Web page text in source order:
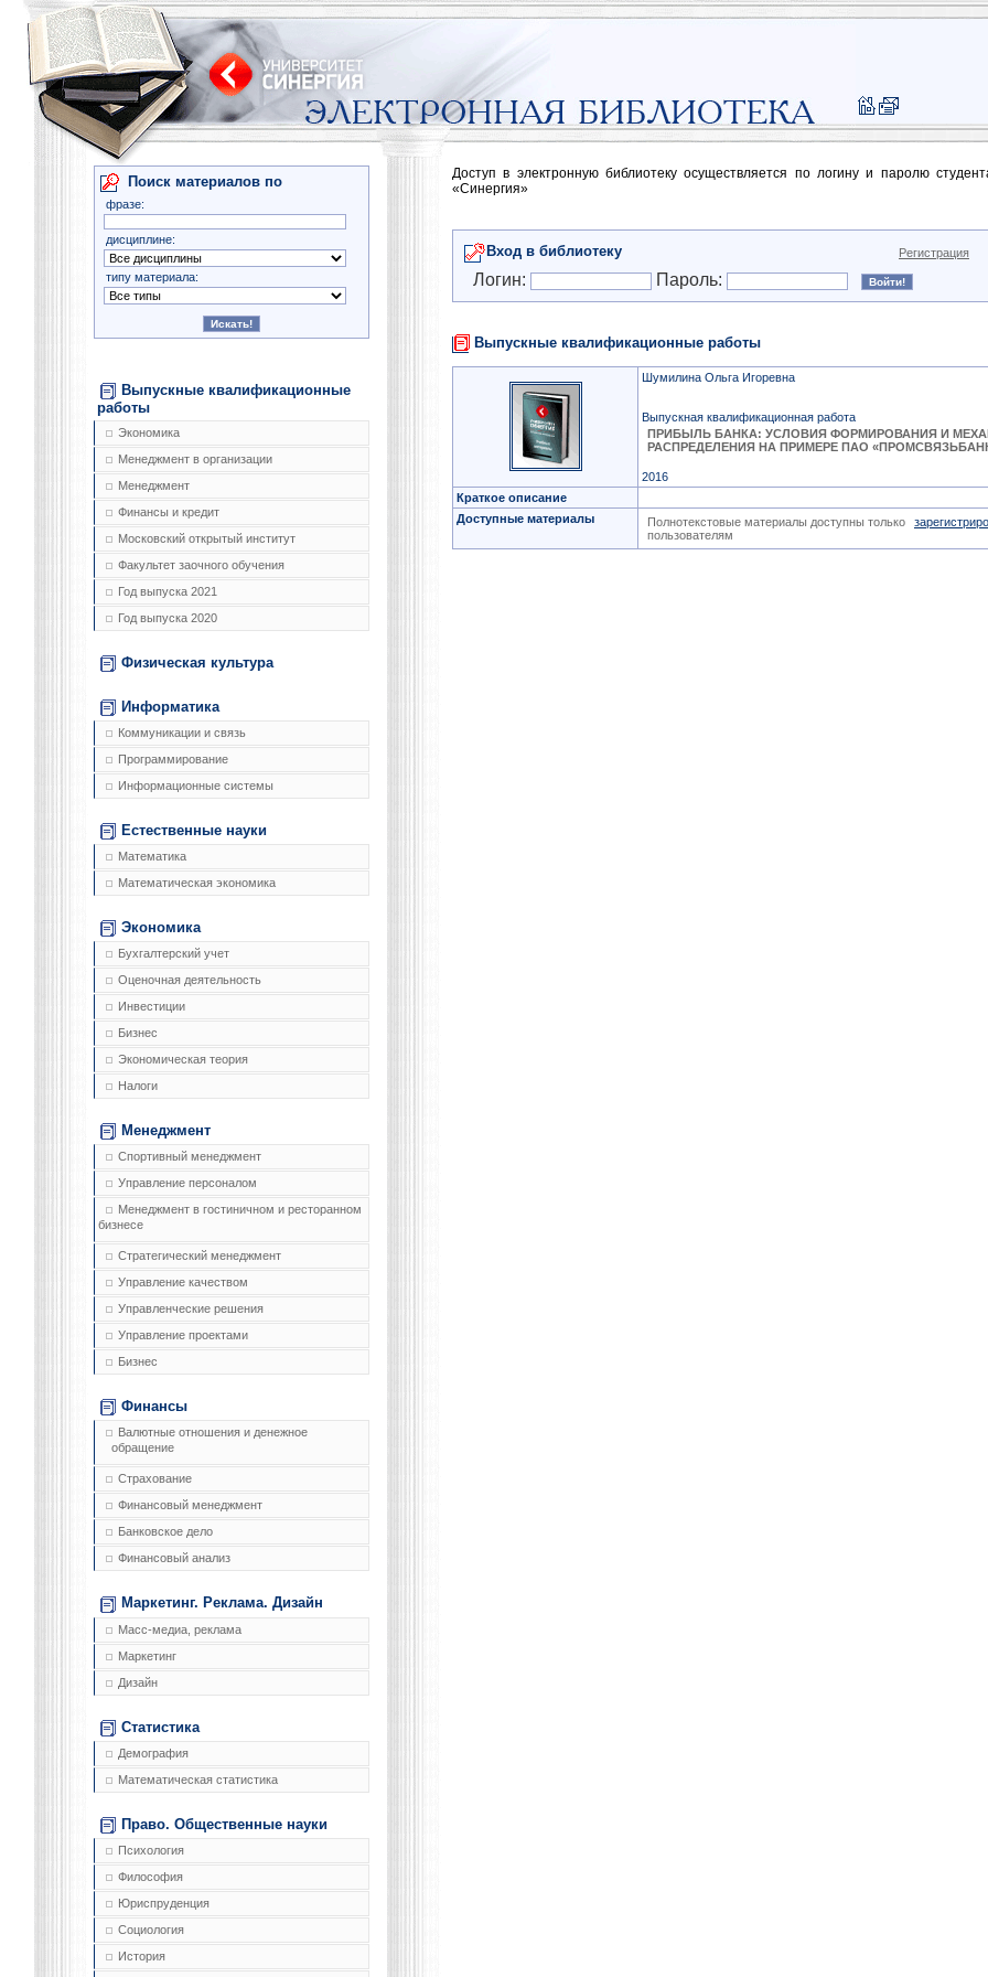
Поиск материалов по
фразе:
дисциплине:
типу материала:
Выпускные квалификационные
работы
Экономика
Менеджмент в организации
Менеджмент
Финансы и кредит
Московский открытый институт
Факультет заочного обучения
Год выпуска 2021
Год выпуска 2020
Физическая культура
Информатика
Коммуникации и связь
Программирование
Информационные системы
Естественные науки
Математика
Математическая экономика
Экономика
Бухгалтерский учет
Оценочная деятельность
Инвестиции
Бизнес
Экономическая теория
Налоги
Менеджмент
Спортивный менеджмент
Управление персоналом
Менеджмент в гостиничном и ресторанном
бизнесе
Стратегический менеджмент
Управление качеством
Управленческие решения
Управление проектами
Бизнес
Финансы
Валютные отношения и денежное
обращение
Страхование
Финансовый менеджмент
Банковское дело
Финансовый анализ
Маркетинг. Реклама. Дизайн
Масс-медиа, реклама
Маркетинг
Дизайн
Статистика
Демография
Математическая статистика
Право. Общественные науки
Психология
Философия
Юриспруденция
Социология
История
Доступ в электронную библиотеку осуществляется по логину и паролю
«Синергия»
Вход в библиотеку Регистрация
Логин: Пароль:
Выпускные квалификационные работы
Шумилина Ольга Игоревна
Выпускная квалификационная работа
ПРИБЫЛЬ БАНКА: УСЛОВИЯ ФОРМИРОВАНИЯ И
РАСПРЕДЕЛЕНИЯ НА ПРИМЕРЕ ПАО
2016
Краткое описание
Доступные материалы
Полнотекстовые материалы доступны только
пользователям